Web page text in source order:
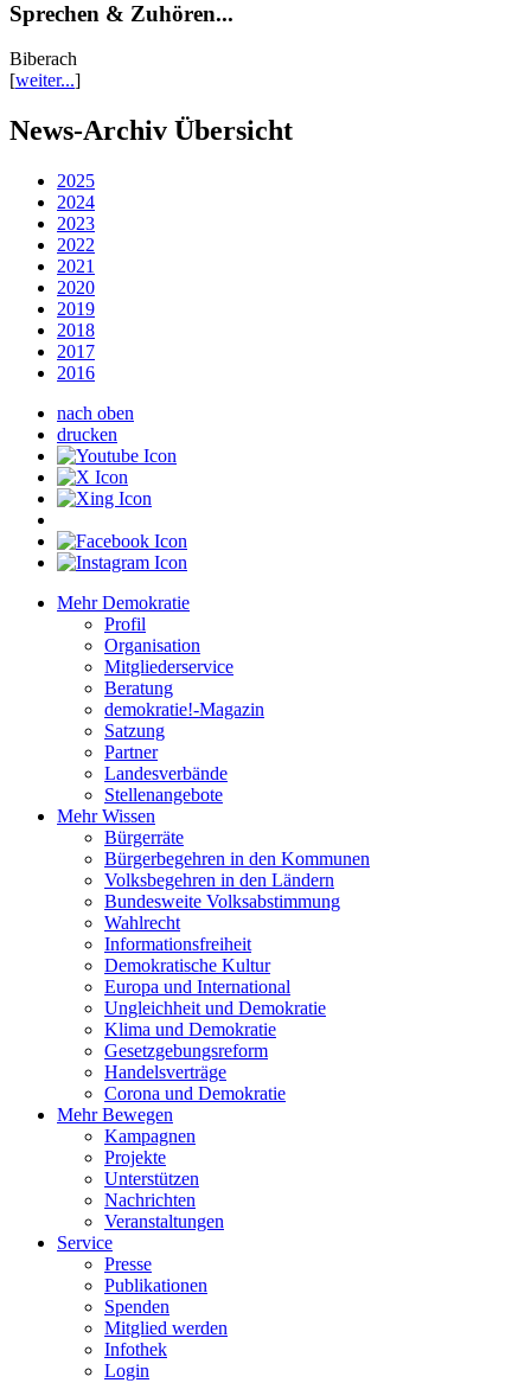
Sprechen & Zuhören...
Biberach
[weiter...]
News-Archiv Übersicht
2025
2024
2023
2022
2021
2020
2019
2018
2017
2016
nach oben
drucken
Mehr Demokratie
Profil
Organisation
Mitgliederservice
Beratung
demokratie!-Magazin
Satzung
Partner
Landesverbände
Stellenangebote
Mehr Wissen
Bürgerräte
Bürgerbegehren in den Kommunen
Volksbegehren in den Ländern
Bundesweite Volksabstimmung
Wahlrecht
Informationsfreiheit
Demokratische Kultur
Europa und International
Ungleichheit und Demokratie
Klima und Demokratie
Gesetzgebungsreform
Handelsverträge
Corona und Demokratie
Mehr Bewegen
Kampagnen
Projekte
Unterstützen
Nachrichten
Veranstaltungen
Service
Presse
Publikationen
Spenden
Mitglied werden
Infothek
Login